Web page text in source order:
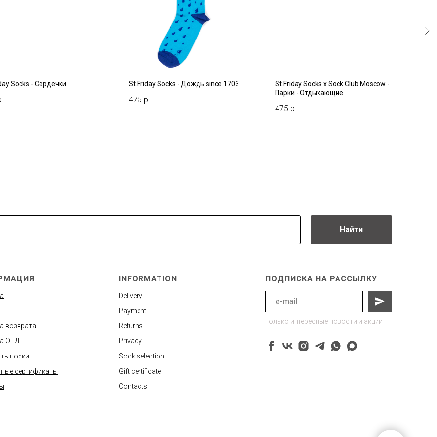
Socks - Сердечки St.Friday Socks - Дождь since 1703
475 р.
St.Friday Socks x Sock Club Moscow -
Парки - Отдыхающие
475 р.
Найти
возврата
ОПД
носки
сертификаты
INFORMATION
Delivery
Payment
Returns
Privacy
Sock selection
Gift certificate
Contacts
ПОДПИСКА НА РАССЫЛКУ
только интересные новости и акции